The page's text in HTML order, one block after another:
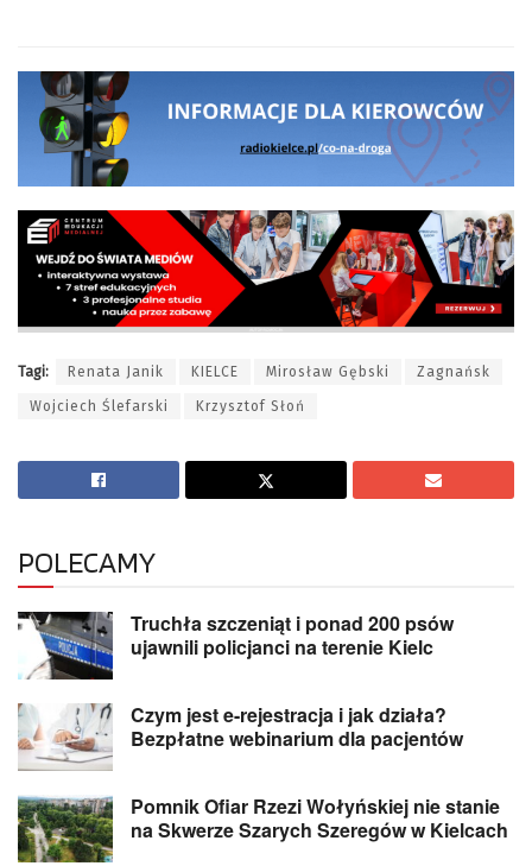
Tagi: Renata Janik KIELCE Mirosław Gębski Zagnańsk
Wojciech Ślefarski Krzysztof Słoń
POLECAMY
Truchła szczeniąt i ponad 200 psów
ujawnili policjanci na terenie Kielc
Czym jest e-rejestracja i jak działa?
Bezpłatne webinarium dla pacjentów
Pomnik Ofiar Rzezi Wołyńskiej nie stanie
na Skwerze Szarych Szeregów w Kielcach